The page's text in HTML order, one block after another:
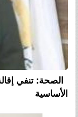
الصحة: تنفي
الأساسية